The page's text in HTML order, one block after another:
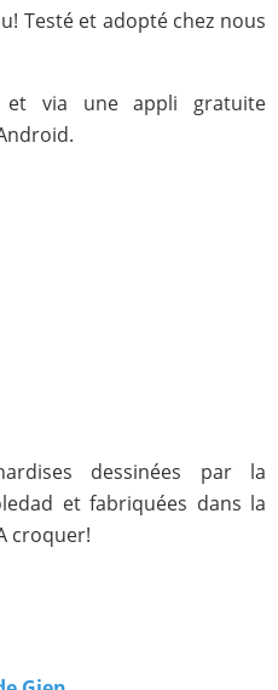
Testé et adopté chez nous
via une appli gratuite
dessinées par la
et fabriquées dans la
croquer!